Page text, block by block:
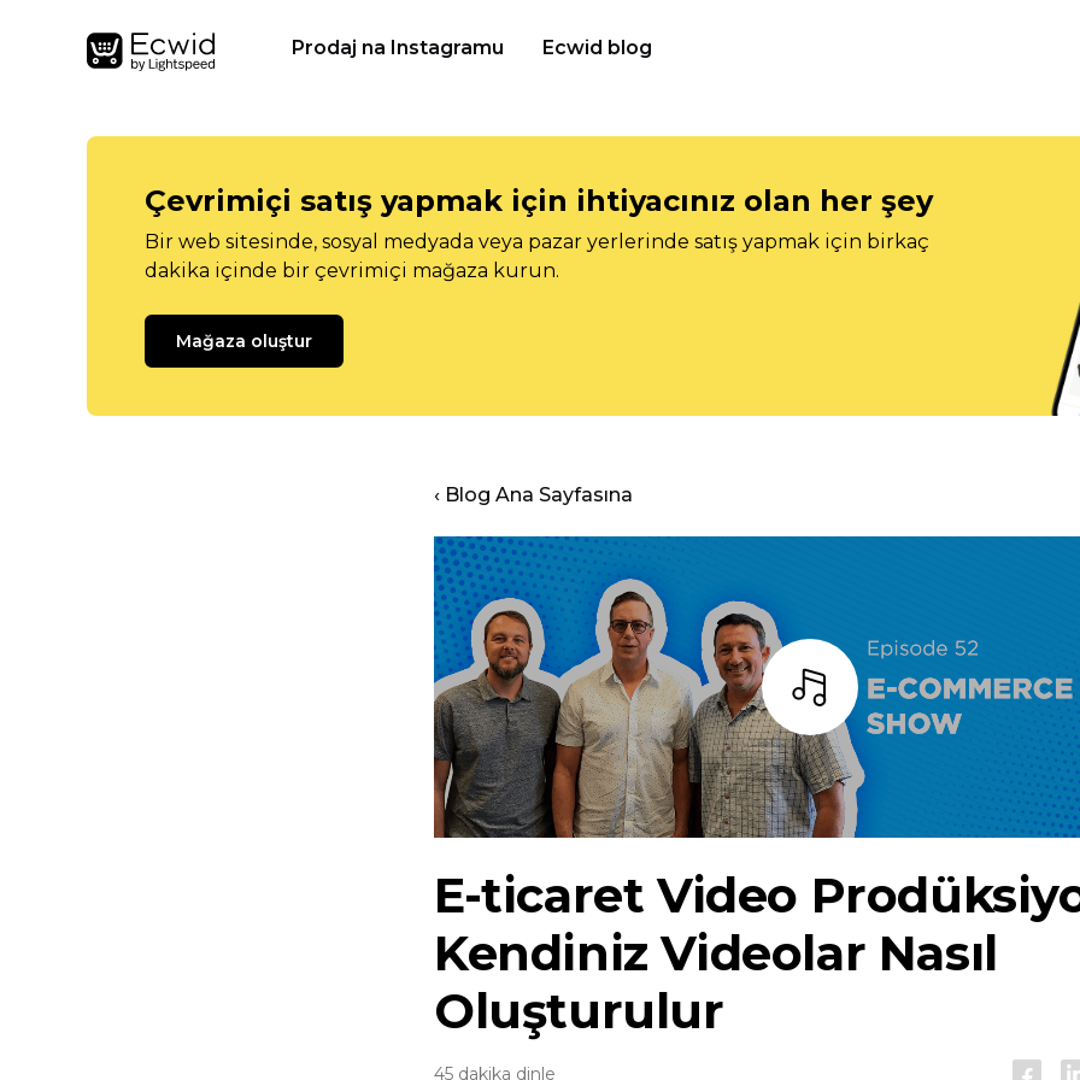
Prodaj na Instagramu Ecwid blog
Çevrimiçi satış yapmak için ihtiyacınız olan her şey
Bir web sitesinde, sosyal medyada veya pazar yerlerinde satış yapmak için birkaç
dakika içinde bir çevrimiçi mağaza kurun.
Mağaza oluştur
‹ Blog Ana Sayfasına
dinlemek
E-ticaret Video
Kendiniz Videolar Nasıl
Oluşturulur
45 dakika dinle